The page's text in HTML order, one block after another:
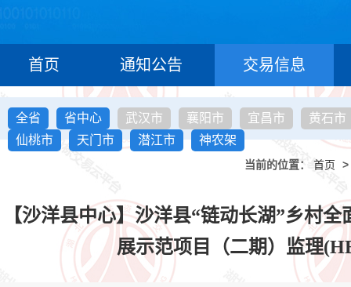
首页 通知公告 交易信息
全省 省中心 武汉市 襄阳市 宜昌市
黄石市
仙桃市
天门市 潜江市 神农架
当前的位置： 首页 >
【沙洋县中心】沙洋县“链动长湖”乡村
展示范项目（二期）监理